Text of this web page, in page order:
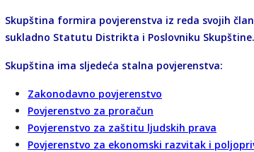
Skupština formira povjerenstva iz reda svojih
sukladno Statutu Distrikta i Poslovniku Skupštine.
Skupština ima sljedeća stalna povjerenstva:
Zakonodavno povjerenstvo
Povjerenstvo za proračun
Povjerenstvo za zaštitu ljudskih prava
Povjerenstvo za ekonomski razvitak i